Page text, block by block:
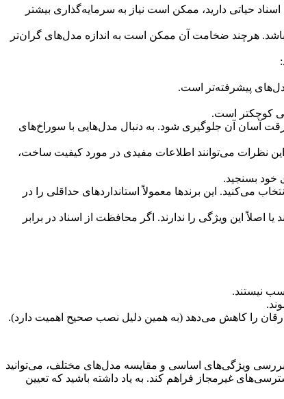
حیاتی دارید، ممکن است نیاز به سرمایه‌گذاری بیشتر
باشد. هرچند ضخامت آن ممکن است به اندازه مدل‌های گران‌تر
پیشرفته‌تر است.
کوچکتر است.
آسان آن جلوگیری شود. به دنبال مدل‌هایی با سوراخ‌های
نظرات می‌توانند اطلاعات مفیدی در مورد کیفیت ساخت،
خود بسنجید.
می‌کنید. این برندها معمولاً استانداردهای حداقلی را در
اصلاً این ویژگی را ندارند. اگر محافظت از اسناد در برابر
نیستند.
را کاهش می‌دهد (به همین دلیل نصب صحیح اهمیت دارد).
بررسی ویژگی‌های اساسی و مقایسه مدل‌های مختلف، می‌توانید
غیرمجاز فراهم کند. به یاد داشته باشید که تعیین